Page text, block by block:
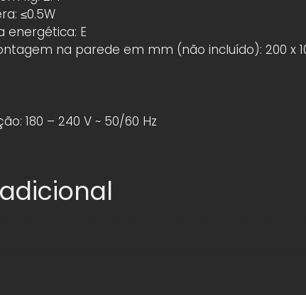
≤0.5W
energética: E
na parede em mm (não incluído): 200 x
180 – 240 V ~ 50/60 Hz